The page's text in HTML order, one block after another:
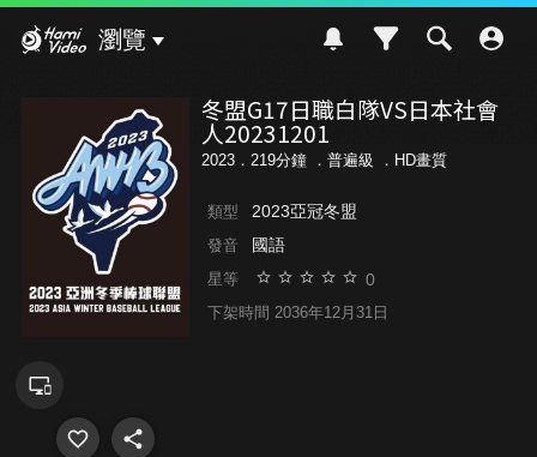
瀏覽
冬盟G17日職白隊VS日本社會
人20231201
2023．219分鐘 ． 普遍級 ．HD畫質
類型 2023亞冠冬盟
發音 國語
星等 0
下架時間 2036年12月31日